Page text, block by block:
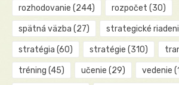
rozhodovanie (244) rozpočet (30)
spätná väzba (27) strategické
stratégia (60) stratégie (310)
tréning (45) učenie (29) vedenie